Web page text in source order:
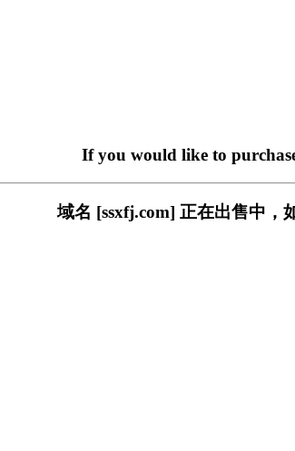
If you would like to
域名 [ssxfj.com] 正在出售中，